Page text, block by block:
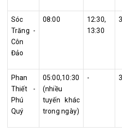
Sóc
Trăng -
Côn
Đảo
08:00
12:30,
13:30
Phan
Thiết -
Phú
Quý
05:00,10:30
(nhiều
tuyến khác
trong ngày)
-